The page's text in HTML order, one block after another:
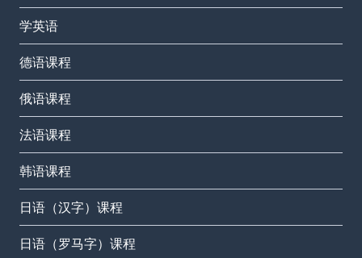
学英语
德语课程
俄语课程
法语课程
韩语课程
日语（汉字）课程
日语（罗马字）课程